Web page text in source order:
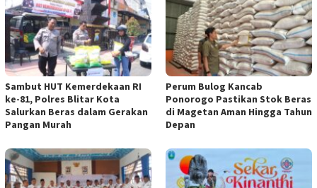
Sambut HUT Kemerdekaan RI
ke-81, Polres Blitar Kota
Salurkan Beras dalam Gerakan
Pangan Murah
Perum Bulog Kancab
Ponorogo Pastikan Stok Beras
di Magetan Aman Hingga Tahun
Depan